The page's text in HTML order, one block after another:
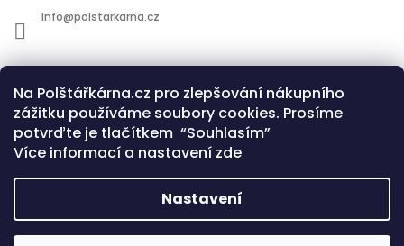
Na Polštářkárna.cz pro zlepšování nákupního
zážitku používáme soubory cookies. Prosíme
potvrďte je tlačítkem “Souhlasím”
Více informací a nastavení zde
Nastavení
info@polstarkarna.cz
Dotace Evropské unie Co je sublimační technologie?